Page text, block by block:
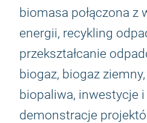
biomasa połączona z
energii, recykling
przekształcanie
biogaz, biogaz
biopaliwa, inwestycje
demonstracje